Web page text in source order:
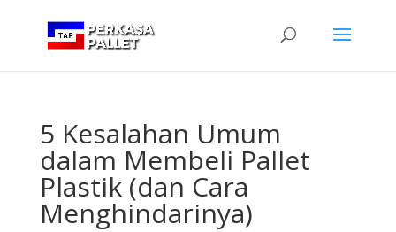
5 Kesalahan Umum
dalam Membeli Pallet
Plastik (dan Cara
Menghindarinya)